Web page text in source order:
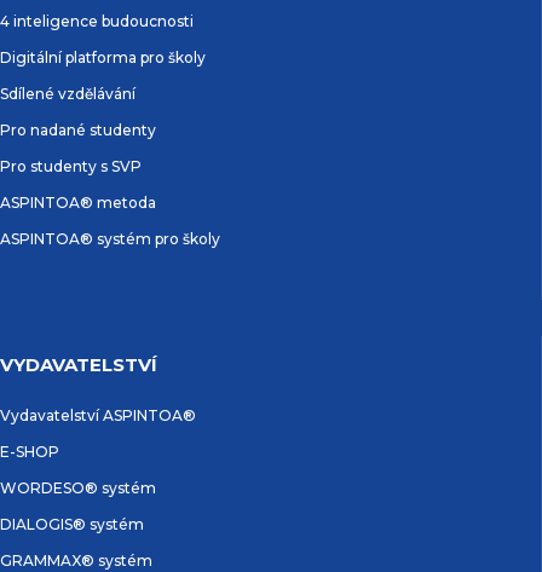
4 inteligence budoucnosti
Digitální platforma pro školy
Sdílené vzdělávání
Pro nadané studenty
Pro studenty s SVP
ASPINTOA® metoda
ASPINTOA® systém pro školy
VYDAVATELSTVÍ
Vydavatelství ASPINTOA®
E-SHOP
WORDESO® systém
DIALOGIS® systém
GRAMMAX® systém